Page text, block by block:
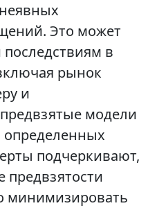
Это может
в
рынок
и
модели
определенных
подчеркивают,
предвзятости
минимизировать